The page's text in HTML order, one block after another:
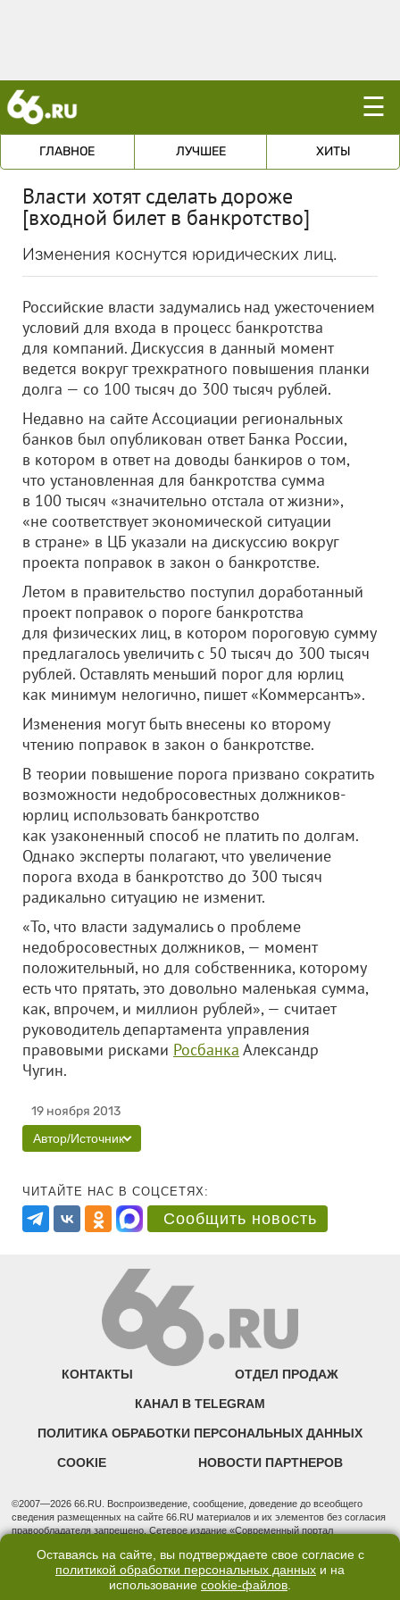
☰
ГЛАВНОЕ ЛУЧШЕЕ ХИТЫ
Власти хотят сделать дороже
[входной билет в банкротство]
Изменения коснутся юридических лиц.
Российские власти задумались над ужесточением
условий для входа в процесс банкротства
для компаний. Дискуссия в данный момент
ведется вокруг трехкратного повышения планки
долга — со 100 тысяч до 300 тысяч рублей.
Недавно на сайте Ассоциации региональных
банков был опубликован ответ Банка России,
в котором в ответ на доводы банкиров о том,
что установленная для банкротства сумма
в 100 тысяч «значительно отстала от жизни»,
«не соответствует экономической ситуации
в стране» в ЦБ указали на дискуссию вокруг
проекта поправок в закон о банкротстве.
Летом в правительство поступил доработанный
проект поправок о пороге банкротства
для физических лиц, в котором пороговую сумму
предлагалось увеличить с 50 тысяч до 300 тысяч
рублей. Оставлять меньший порог для юрлиц
как минимум нелогично, пишет «Коммерсантъ».
Изменения могут быть внесены ко второму
чтению поправок в закон о банкротстве.
В теории повышение порога призвано сократить
возможности недобросовестных должников-
юрлиц использовать банкротство
как узаконенный способ не платить по долгам.
Однако эксперты полагают, что увеличение
порога входа в банкротство до 300 тысяч
радикально ситуацию не изменит.
«То, что власти задумались о проблеме
недобросовестных должников, — момент
положительный, но для собственника, которому
есть что прятать, это довольно маленькая сумма,
как, впрочем, и миллион рублей», — считает
руководитель департамента управления
правовыми рисками Росбанка Александр
Чугин.
19 ноября 2013
Автор/Источник
ЧИТАЙТЕ НАС В СОЦСЕТЯХ:
Сообщить новость
КОНТАКТЫ ОТДЕЛ ПРОДАЖ
КАНАЛ В TELEGRAM
ПОЛИТИКА ОБРАБОТКИ ПЕРСОНАЛЬНЫХ ДАННЫХ
COOKIE НОВОСТИ ПАРТНЕРОВ
©2007—2026 66.RU. Воспроизведение, сообщение, доведение до всеобщего
сведения размещенных на сайте 66.RU материалов и их элементов без согласия
правообладателя запрещено. Сетевое издание «Современный портал
надзору в сфере связи, информационных технологий и массовых коммуникаций
(Роскомнадзор). Регистрационный номер ЭЛ № ФС 77 - 76634 от 02.09.2019
Учредитель: Общество с ограниченной ответственностью "66.ру". Юридический
Оставаясь на сайте, вы подтверждаете свое согласие с
политикой обработки персональных данных и на
использование cookie-файлов.